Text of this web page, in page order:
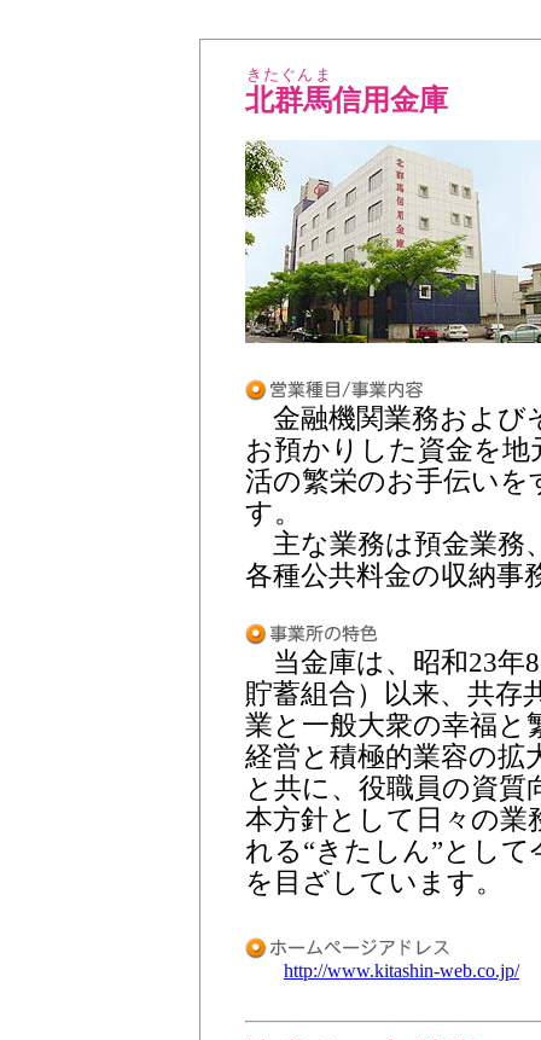
北群馬
きたぐんま
信用金庫
金融機関業務および
お預かりした資金を
活の繁栄のお手伝い
す。
主な業務は預金業務
各種公共料金の収納事
当金庫は、昭和23年
貯蓄組合）以来、共存
業と一般大衆の幸福と
経営と積極的業容の拡
と共に、役職員の資
本方針として日々の業
れる“きたしん”とし
を目ざしています。
http://www.kitashin-web.co.jp/